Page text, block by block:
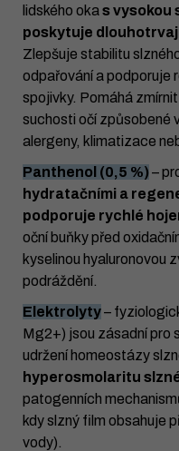
lidského okas vysokou
poskytuje
Zlepšuje stabilitu
odpařování a podporuje
spojivky. Pomáhá
suchosti očí způsobené
alergeny, klimatizace
Panthenol (0,5 %) –
hydratačními a
podporuje rychlé
oční buňky před
kyselinou hyaluronovou
podráždění.
Elektrolyty–
Mg2+) jsou zásadní pro
udržení homeostázy
hyperosmolaritu
patogenních
kdy slzný film obsahuje
vody).